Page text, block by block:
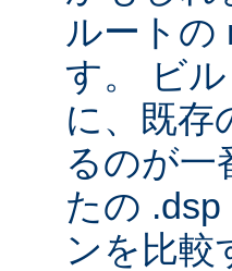
ルートの
す。 ビ
に、既存
るのが一
たの
ンを比較